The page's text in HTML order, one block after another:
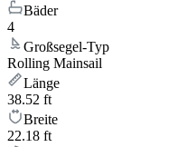
Bäder
4
Großsegel-Typ
Rolling Mainsail
Länge
38.52 ft
Breite
22.18 ft